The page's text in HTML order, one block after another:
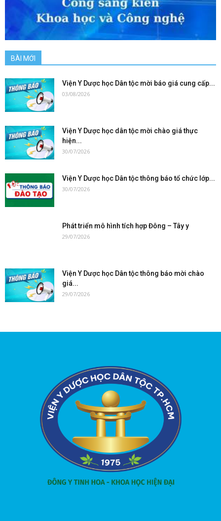
BÀI MỚI
Viện Y Dược học Dân tộc mời báo giá cung cấp...
03/08/2026
Viện Y Dược học dân tộc mời chào giá thực
hiện...
30/07/2026
Viện Y Dược học Dân tộc thông báo tổ chức lớp...
30/07/2026
Phát triển mô hình tích hợp Đông – Tây y
29/07/2026
Viện Y Dược học Dân tộc thông báo mời chào
giá...
29/07/2026